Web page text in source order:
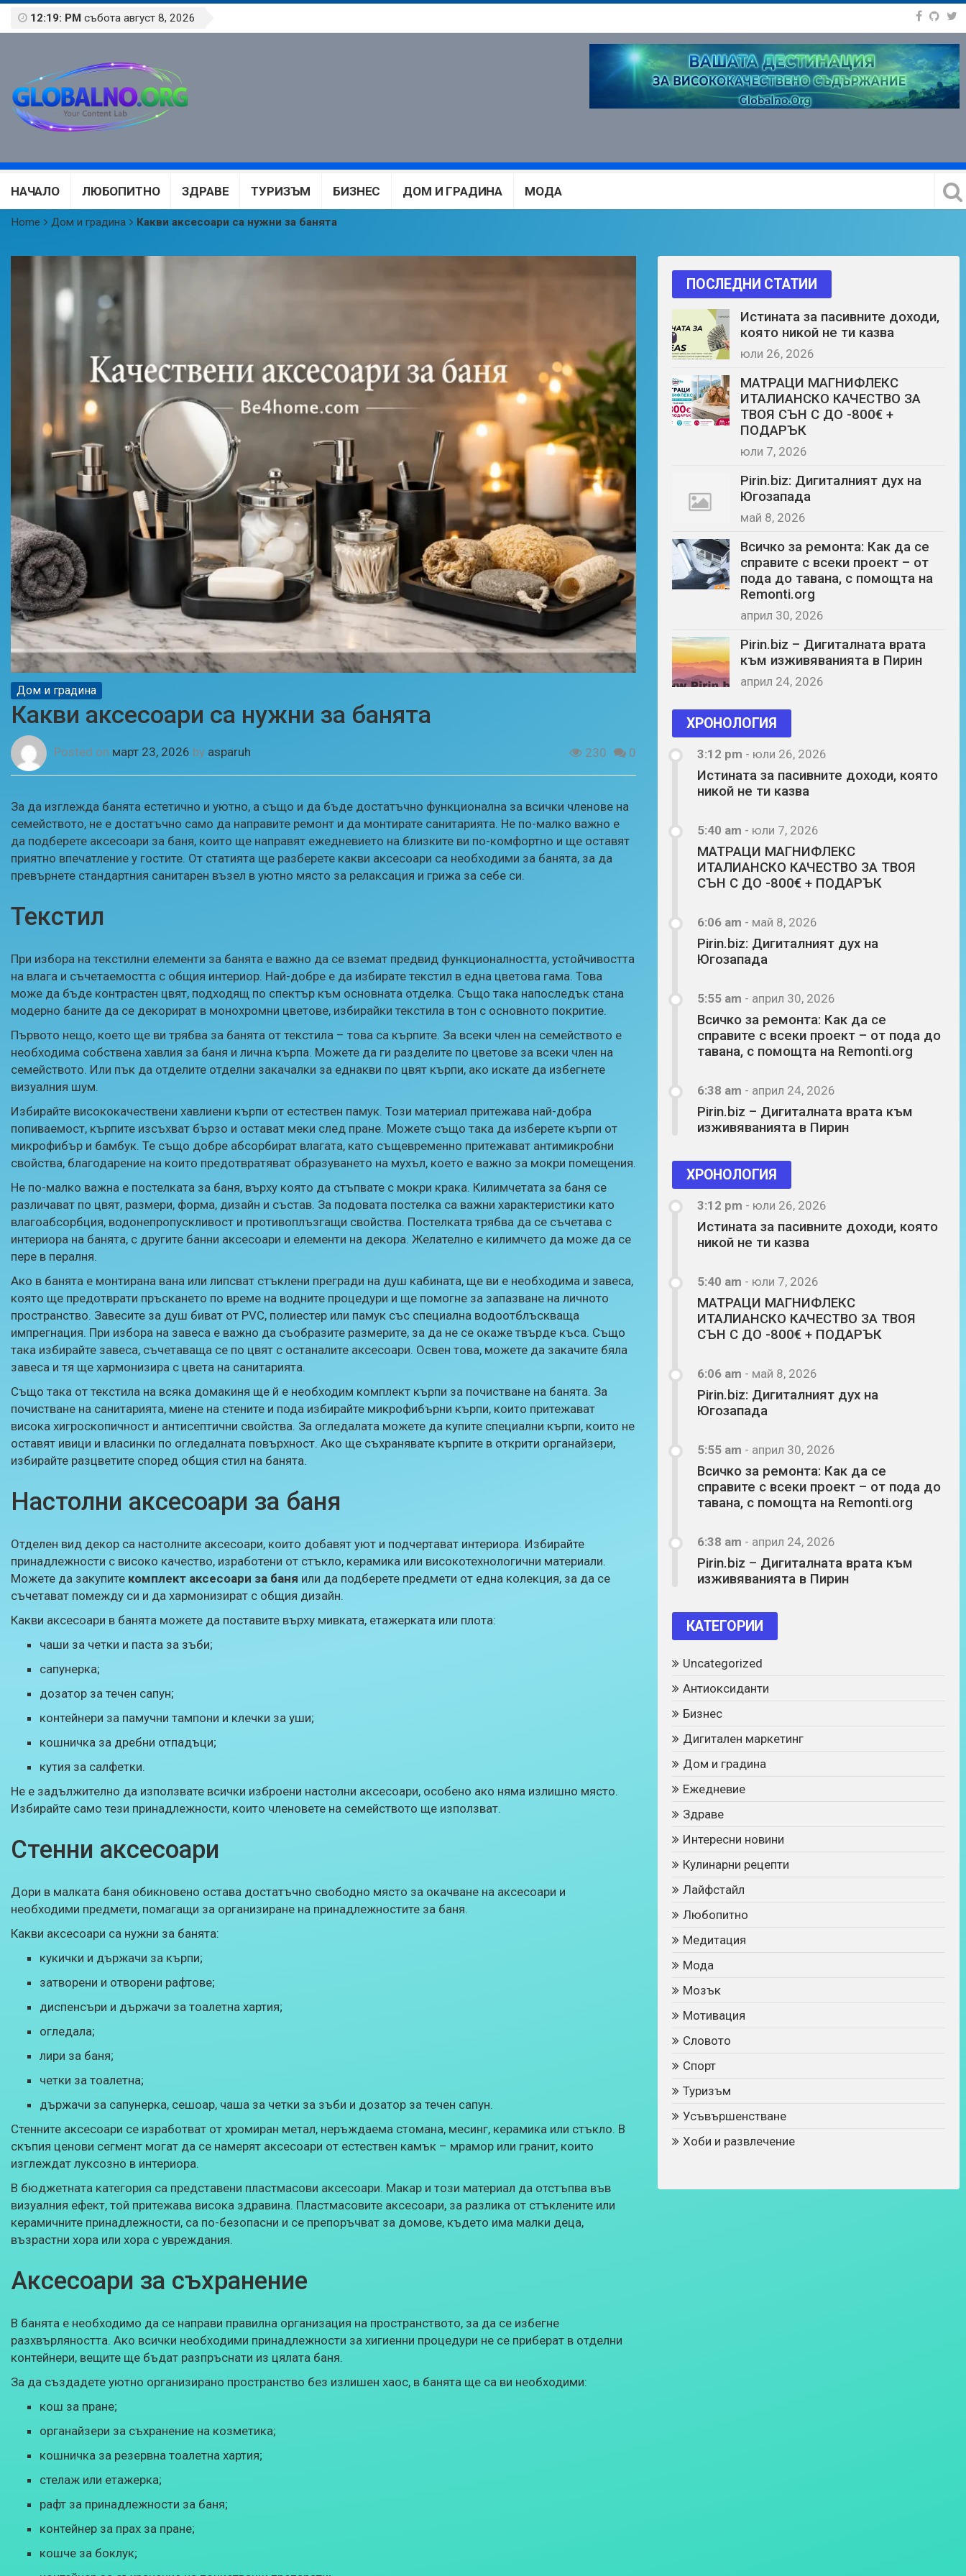
12:19: PM събота август 8, 2026
НАЧАЛО ЛЮБОПИТНО ЗДРАВЕ ТУРИЗЪМ БИЗНЕС ДОМ И ГРАДИНА МОДА
Home Дом и градина Какви аксесоари са нужни за банята
Дом и градина
Какви аксесоари са нужни за банята
Posted on март 23, 2026 by asparuh 230 0
За да изглежда банята естетично и уютно, а също и да бъде достатъчно функционална за всички членове на
семейството, не е достатъчно само да направите ремонт и да монтирате санитарията. Не по-малко важно е
да подберете аксесоари за баня, които ще направят ежедневието на близките ви по-комфортно и ще оставят
приятно впечатление у гостите. От статията ще разберете какви аксесоари са необходими за банята, за да
превърнете стандартния санитарен възел в уютно място за релаксация и грижа за себе си.
Текстил
При избора на текстилни елементи за банята е важно да се вземат предвид функционалността, устойчивостта
на влага и съчетаемостта с общия интериор. Най-добре е да избирате текстил в една цветова гама. Това
може да бъде контрастен цвят, подходящ по спектър към основната отделка. Също така напоследък стана
модерно баните да се декорират в монохромни цветове, избирайки текстила в тон с основното покритие.
Първото нещо, което ще ви трябва за банята от текстила – това са кърпите. За всеки член на семейството е
необходима собствена хавлия за баня и лична кърпа. Можете да ги разделите по цветове за всеки член на
семейството. Или пък да отделите отделни закачалки за еднакви по цвят кърпи, ако искате да избегнете
визуалния шум.
Избирайте висококачествени хавлиени кърпи от естествен памук. Този материал притежава най-добра
попиваемост, кърпите изсъхват бързо и остават меки след пране. Можете също така да изберете кърпи от
микрофибър и бамбук. Те също добре абсорбират влагата, като същевременно притежават антимикробни
свойства, благодарение на които предотвратяват образуването на мухъл, което е важно за мокри помещения.
Не по-малко важна е постелката за баня, върху която да стъпвате с мокри крака. Килимчетата за баня се
различават по цвят, размери, форма, дизайн и състав. За подовата постелка са важни характеристики като
влагоабсорбция, водонепропускливост и противоплъзгащи свойства. Постелката трябва да се съчетава с
интериора на банята, с другите банни аксесоари и елементи на декора. Желателно е килимчето да може да се
пере в пералня.
Ако в банята е монтирана вана или липсват стъклени прегради на душ кабината, ще ви е необходима и завеса,
която ще предотврати пръскането по време на водните процедури и ще помогне за запазване на личното
пространство. Завесите за душ биват от PVC, полиестер или памук със специална водоотблъскваща
импрегнация. При избора на завеса е важно да съобразите размерите, за да не се окаже твърде къса. Също
така избирайте завеса, съчетаваща се по цвят с останалите аксесоари. Освен това, можете да закачите бяла
завеса и тя ще хармонизира с цвета на санитарията.
Също така от текстила на всяка домакиня ще й е необходим комплект кърпи за почистване на банята. За
почистване на санитарията, миене на стените и пода избирайте микрофибърни кърпи, които притежават
висока хигроскопичност и антисептични свойства. За огледалата можете да купите специални кърпи, които не
оставят ивици и власинки по огледалната повърхност. Ако ще съхранявате кърпите в открити органайзери,
избирайте разцветите според общия стил на банята.
Настолни аксесоари за баня
Отделен вид декор са настолните аксесоари, които добавят уют и подчертават интериора. Избирайте
принадлежности с високо качество, изработени от стъкло, керамика или високотехнологични материали.
Можете да закупите комплект аксесоари за баня или да подберете предмети от една колекция, за да се
съчетават помежду си и да хармонизират с общия дизайн.
Какви аксесоари в банята можете да поставите върху мивката, етажерката или плота:
чаши за четки и паста за зъби;
сапунерка;
дозатор за течен сапун;
контейнери за памучни тампони и клечки за уши;
кошничка за дребни отпадъци;
кутия за салфетки.
Не е задължително да използвате всички изброени настолни аксесоари, особено ако няма излишно място.
Избирайте само тези принадлежности, които членовете на семейството ще използват.
Стенни аксесоари
Дори в малката баня обикновено остава достатъчно свободно място за окачване на аксесоари и
необходими предмети, помагащи за организиране на принадлежностите за баня.
Какви аксесоари са нужни за банята:
кукички и държачи за кърпи;
затворени и отворени рафтове;
диспенсъри и държачи за тоалетна хартия;
огледала;
лири за баня;
четки за тоалетна;
държачи за сапунерка, сешоар, чаша за четки за зъби и дозатор за течен сапун.
Стенните аксесоари се изработват от хромиран метал, неръждаема стомана, месинг, керамика или стъкло. В
скъпия ценови сегмент могат да се намерят аксесоари от естествен камък – мрамор или гранит, които
изглеждат луксозно в интериора.
В бюджетната категория са представени пластмасови аксесоари. Макар и този материал да отстъпва във
визуалния ефект, той притежава висока здравина. Пластмасовите аксесоари, за разлика от стъклените или
керамичните принадлежности, са по-безопасни и се препоръчват за домове, където има малки деца,
възрастни хора или хора с увреждания.
Аксесоари за съхранение
В банята е необходимо да се направи правилна организация на пространството, за да се избегне
разхвърляността. Ако всички необходими принадлежности за хигиенни процедури не се приберат в отделни
контейнери, вещите ще бъдат разпръснати из цялата баня.
За да създадете уютно организирано пространство без излишен хаос, в банята ще са ви необходими:
кош за пране;
органайзери за съхранение на козметика;
кошничка за резервна тоалетна хартия;
стелаж или етажерка;
рафт за принадлежности за баня;
контейнер за прах за пране;
кошче за боклук;
ПОСЛЕДНИ СТАТИИ
Истината за пасивните доходи,
която никой не ти казва
юли 26, 2026
МАТРАЦИ МАГНИФЛЕКС
ИТАЛИАНСКО КАЧЕСТВО ЗА
ТВОЯ СЪН С ДО -800€ +
ПОДАРЪК
юли 7, 2026
Pirin.biz: Дигиталният дух на
Югозапада
май 8, 2026
Всичко за ремонта: Как да се
справите с всеки проект – от
пода до тавана, с помощта на
Remonti.org
април 30, 2026
Pirin.biz – Дигиталната врата
към изживяванията в Пирин
април 24, 2026
ХРОНОЛОГИЯ
3:12 pm - юли 26, 2026
Истината за пасивните доходи, която
никой не ти казва
5:40 am - юли 7, 2026
МАТРАЦИ МАГНИФЛЕКС
ИТАЛИАНСКО КАЧЕСТВО ЗА ТВОЯ
СЪН С ДО -800€ + ПОДАРЪК
6:06 am - май 8, 2026
Pirin.biz: Дигиталният дух на
Югозапада
5:55 am - април 30, 2026
Всичко за ремонта: Как да се
справите с всеки проект – от пода до
тавана, с помощта на Remonti.org
6:38 am - април 24, 2026
Pirin.biz – Дигиталната врата към
изживяванията в Пирин
ХРОНОЛОГИЯ
3:12 pm - юли 26, 2026
Истината за пасивните доходи, която
никой не ти казва
5:40 am - юли 7, 2026
МАТРАЦИ МАГНИФЛЕКС
ИТАЛИАНСКО КАЧЕСТВО ЗА ТВОЯ
СЪН С ДО -800€ + ПОДАРЪК
6:06 am - май 8, 2026
Pirin.biz: Дигиталният дух на
Югозапада
5:55 am - април 30, 2026
Всичко за ремонта: Как да се
справите с всеки проект – от пода до
тавана, с помощта на Remonti.org
6:38 am - април 24, 2026
Pirin.biz – Дигиталната врата към
изживяванията в Пирин
КАТЕГОРИИ
Uncategorized
Антиоксиданти
Бизнес
Дигитален маркетинг
Дом и градина
Ежедневие
Здраве
Интересни новини
Кулинарни рецепти
Лайфстайл
Любопитно
Медитация
Мода
Мозък
Мотивация
Словото
Спорт
Туризъм
Усъвършенстване
Хоби и развлечение